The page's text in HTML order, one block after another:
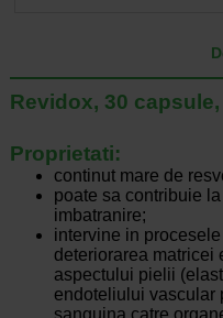
Revidox, 30
Proprietati:
continut mare de
poate sa contribuie
imbatranire;
intervine in
deteriorarea matricei
aspectului pielii
endoteliului vascular